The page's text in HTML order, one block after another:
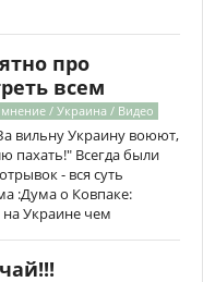
про
всем
/ Украина / Видео
вильну Украину воюют,
пахать!" Всегда были
- вся суть
:Дума о Ковпаке:
Украине чем